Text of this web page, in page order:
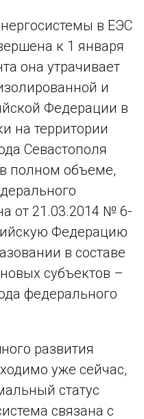
в ЕЭС
к 1 января
она утрачивает
и
Федерации в
на территории
Севастополя
полном объеме,
от 21.03.2014 № 6-
Федерацию
в составе
субъектов –
федерального
развития
уже сейчас,
статус
связана с